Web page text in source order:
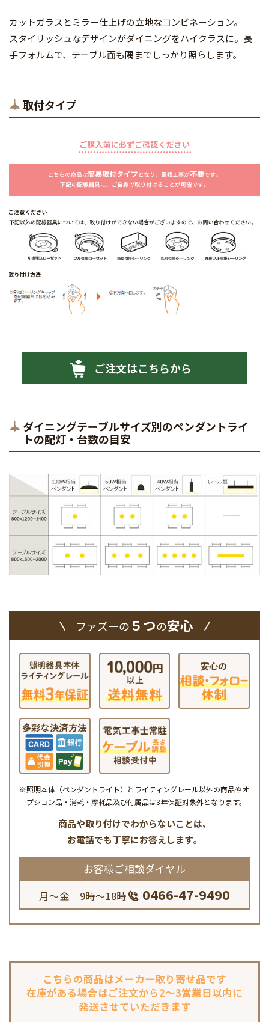
カットガラスとミラー仕上げの立地なコンビネーション。
スタイリッシュなデザインがダイニングをハイクラスに。長
手フォルムで、テーブル面も隅までしっかり照らします。
取付タイプ
ご注文はこちらから
ダイニングテーブルサイズ別のペンダントライ
トの配灯・台数の目安
ファズーの５つの安心
※照明本体（ペンダントライト）とライティングレール以外の商品やオ
プション品・消耗・摩耗品及び付属品は3年保証対象外となります。
商品や取り付けでわからないことは、
お電話でも丁寧にお答えします。
お客様ご相談ダイヤル
月～金 9時～18時
0466-47-9490
こちらの商品はメーカー取り寄せ品です
在庫がある場合はご注文から2～3営業日以内に
発送させていただきます